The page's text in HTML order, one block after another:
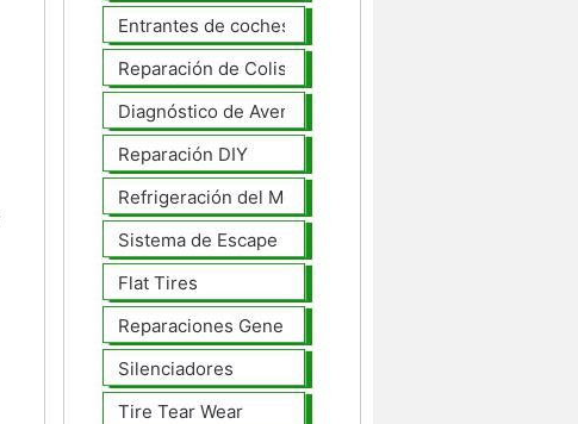
Entrantes de coches
Reparación de Colisiones
Diagnóstico de Averías
Reparación DIY
Refrigeración del Motor
Sistema de Escape
Flat Tires
Reparaciones Generales
Silenciadores
Tire Tear Wear